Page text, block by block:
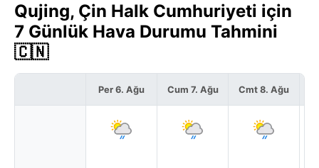
Qujing, Çin Halk Cumhuriyeti için
7 Günlük Hava Durumu Tahmini
🇨🇳
Per 6. Ağu Cum 7. Ağu Cmt 8. Ağu